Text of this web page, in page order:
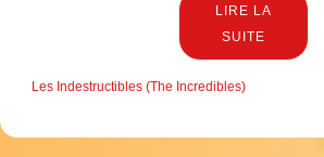
LIRE LA
SUITE
Les Indestructibles (The Incredibles)